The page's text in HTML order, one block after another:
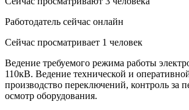
Работодатель сейчас онлайн
Сейчас просматривает 1 человек
Ведение требуемого режима работы
110кВ. Ведение технической и
производство переключений, контроль за
осмотр оборудования.